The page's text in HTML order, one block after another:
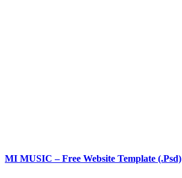
MI MUSIC – Free Website Template (.Psd)